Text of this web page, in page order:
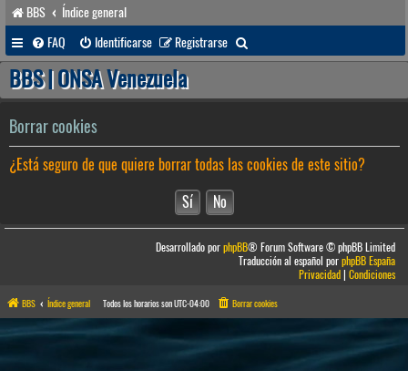
BBS
Índice general
FAQ
Identificarse Registrarse
u
a
r
BBS | ONSA Venezuela
Borrar cookies
¿Está seguro de que quiere borrar todas las cookies de este sitio?
Desarrollado porphpBB® Forum Software © phpBB Limited
Traducción al español porphpBB España
Privacidad|Condiciones
BBS Índice general Todos los horarios sonUTC-04:00 Borrar cookies